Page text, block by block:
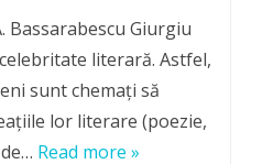
Bassarabescu Giurgiu
literară. Astfel,
sunt chemaţi să
lor literare (poezie,
Read more »